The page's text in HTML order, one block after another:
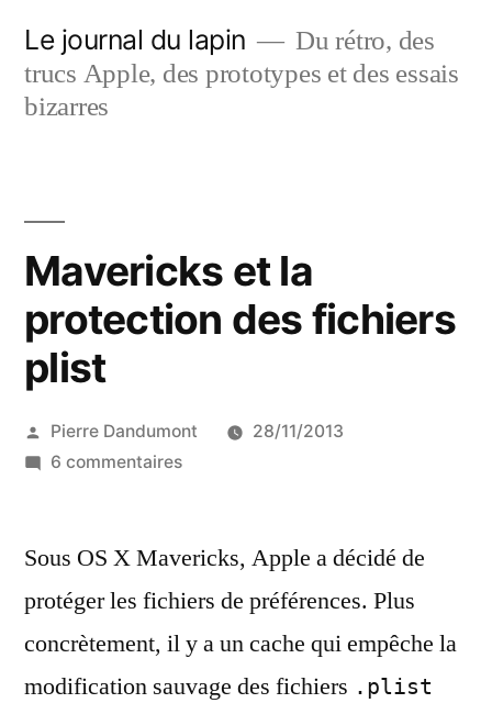
contenu
Le journal du lapin
Du rétro, des
trucs Apple, des prototypes et des essais
bizarres
Mavericks et la
protection des fichiers
plist
Publié
par
Pierre Dandumont
28/11/2013
6 commentairessur
la
des
fichiers
Sous OS X Mavericks, Apple a décidé de
protéger les fichiers de préférences. Plus
concrètement, il y a un cache qui empêche la
modification sauvage des fichiers .plist